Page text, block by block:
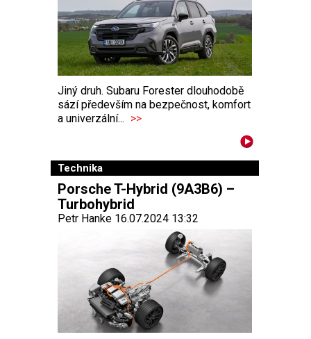
Jiný druh. Subaru Forester dlouhodobě
sází především na bezpečnost, komfort
a univerzální... >>
Technika
Porsche T-Hybrid (9A3B6) –
Turbohybrid
Petr Hanke 16.07.2024 13:32